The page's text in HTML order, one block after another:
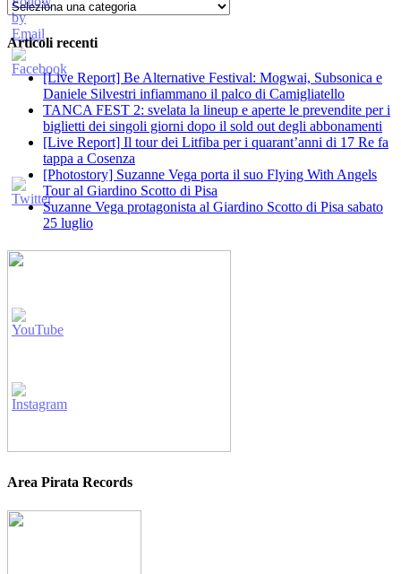
Categorie
Articoli recenti
[Live Report] Be Alternative Festival: Mogwai, Subsonica e
Daniele Silvestri infiammano il palco di Camigliatello
TANCA FEST 2: svelata la lineup e aperte le prevendite per i
biglietti dei singoli giorni dopo il sold out degli abbonamenti
[Live Report] Il tour dei Litfiba per i quarant’anni di 17 Re fa
tappa a Cosenza
[Photostory] Suzanne Vega porta il suo Flying With Angels
Tour al Giardino Scotto di Pisa
Suzanne Vega protagonista al Giardino Scotto di Pisa sabato
25 luglio
Area Pirata Records